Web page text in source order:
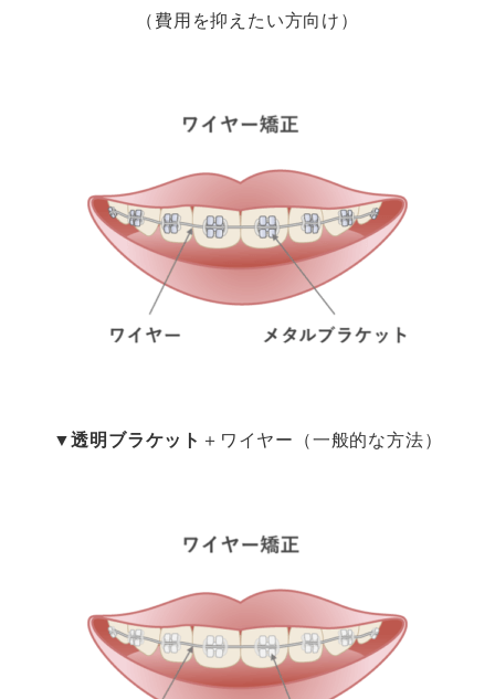
（費用を抑えたい方向け）
▼透明ブラケット ＋ワイヤー（一般的な方法）